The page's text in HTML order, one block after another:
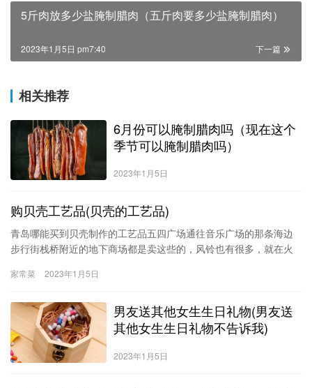
5斤肉放多少盐腌制腊肉（五斤肉要多少盐腌制腊肉）
下一篇
2023年1月5日 pm7:40
相关推荐
6月份可以腌制腊肉吗（现在这个
季节可以腌制腊肉吗）
2023年1月5日
购贝壳工艺品(贝壳的工艺品)
青岛哪能买到贝壳制作的工艺品五四广场通往音乐广场的那条海边
步行街栈桥附近的地下商场都是卖这些的，风铃也有很多，就在火
的话差的不多。如果听出你是外地人的话可能会要的多些，使劲砍
小，作风铃的贝壳
家常菜 2023年1月5日
男友送其他女生生日礼物(男友送
其他女生生日礼物不告诉我)
2023年1月5日